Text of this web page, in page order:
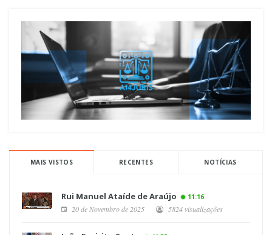
MAIS VISTOS RECENTES NOTÍCIAS
Rui Manuel Ataíde de Araújo 11:16
20 de Novembro de 2025 5824 visualizações